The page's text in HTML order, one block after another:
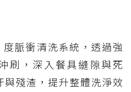
度脈衝清洗系統，透過強
刷，深入餐具縫隙與死
殘渣，提升整體洗淨效